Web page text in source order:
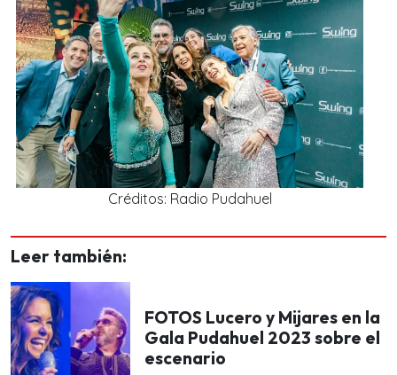
Créditos: Radio Pudahuel
Leer también:
FOTOS Lucero y Mijares en la
Gala Pudahuel 2023 sobre el
escenario